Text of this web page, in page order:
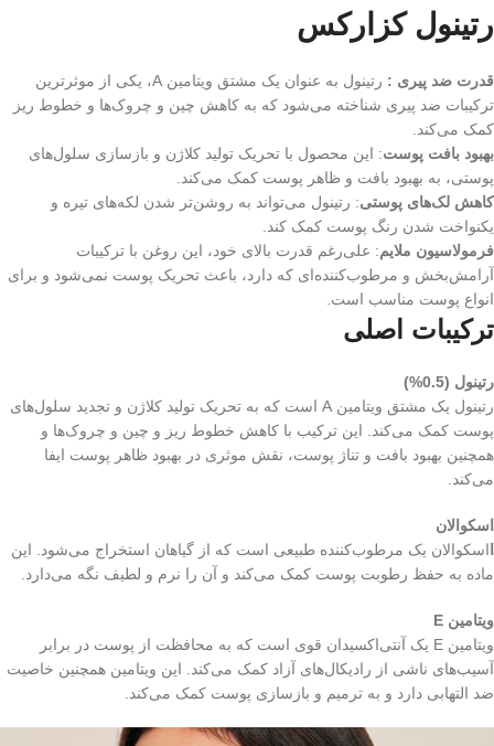
رتینول کزارکس
قدرت ضد پیری :
رتینول به عنوان یک مشتق ویتامین A، یکی از موثرترین
ترکیبات ضد پیری شناخته می‌شود که به کاهش چین و چروک‌ها و خطوط ریز
کمک می‌کند.
بهبود بافت پوست: این محصول با تحریک تولید کلاژن و بازسازی سلول‌های
پوستی، به بهبود بافت و ظاهر پوست کمک می‌کند.
کاهش لک‌های پوستی: رتینول می‌تواند به روشن‌تر شدن لکه‌های تیره و
یکنواخت شدن رنگ پوست کمک کند.
فرمولاسیون ملایم: علی‌رغم قدرت بالای خود، این روغن با ترکیبات
آرامش‌بخش و مرطوب‌کننده‌ای که دارد، باعث تحریک پوست نمی‌شود و برای
انواع پوست مناسب است.
ترکیبات اصلی
رتینول (0.5%)
رتینول یک مشتق ویتامین A است که به تحریک تولید کلاژن و تجدید سلول‌های
پوست کمک می‌کند. این ترکیب با کاهش خطوط ریز و چین و چروک‌ها و
همچنین بهبود بافت و تناژ پوست، نقش موثری در بهبود ظاهر پوست ایفا
می‌کند.
اسکوالان
اسکوالان یک مرطوب‌کننده طبیعی است که از گیاهان استخراج می‌شود. این
ماده به حفظ رطوبت پوست کمک می‌کند و آن را نرم و لطیف نگه می‌دارد.
ویتامین E
ویتامین E یک آنتی‌اکسیدان قوی است که به محافظت از پوست در برابر
آسیب‌های ناشی از رادیکال‌های آزاد کمک می‌کند. این ویتامین همچنین خاصیت
ضد التهابی دارد و به ترمیم و بازسازی پوست کمک می‌کند.